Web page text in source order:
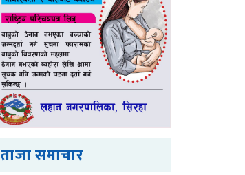
ताजा समाचार